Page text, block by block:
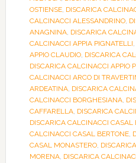
OSTIENSE, DISCARICA
CALCINACCI ALESSANDRINO,
ANAGNINA, DISCARICA
CALCINACCI APPIA PIGNATELLI,
APPIO CLAUDIO, DISCARICA
DISCARICA CALCINACCI APPIO
CALCINACCI ARCO DI
ARDEATINA, DISCARICA
CALCINACCI BORGHESIANA,
CAFFARELLA, DISCARICA
DISCARICA CALCINACCI CASAL
CALCINACCI CASAL BERTONE,
CASAL MONASTERO,
MORENA, DISCARICA